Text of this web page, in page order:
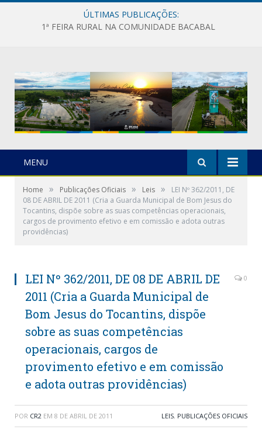
ÚLTIMAS PUBLICAÇÕES:
1ª FEIRA RURAL NA COMUNIDADE BACABAL
MENU
Home » Publicações Oficiais » Leis »
LEI Nº 362/2011, DE
08 DE ABRIL DE 2011 (Cria a Guarda Municipal de Bom Jesus do
Tocantins, dispõe sobre as suas competências operacionais,
cargos de provimento efetivo e em comissão e adota outras
providências)
LEI Nº 362/2011, DE 08 DE ABRIL DE
2011 (Cria a Guarda Municipal de
Bom Jesus do Tocantins, dispõe
sobre as suas competências
operacionais, cargos de
provimento efetivo e em comissão
e adota outras providências)
0
POR CR2 EM 8 DE ABRIL DE 2011 LEIS, PUBLICAÇÕES OFICIAIS